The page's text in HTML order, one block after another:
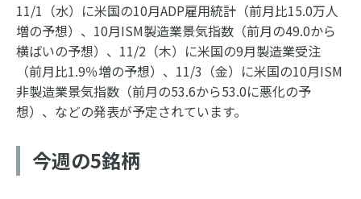
11/1（水）に米国の10月ADP雇用統計（前月比15.0万人
増の予想）、10月ISM製造業景気指数（前月の49.0から
横ばいの予想）、11/2（木）に米国の9月製造業受注
（前月比1.9％増の予想）、11/3（金）に米国の10月ISM
非製造業景気指数（前月の53.6から53.0に悪化の予
想）、などの発表が予定されています。
今週の5銘柄